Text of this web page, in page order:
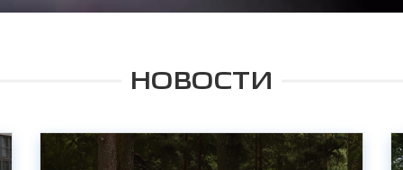
НОВОСТИ